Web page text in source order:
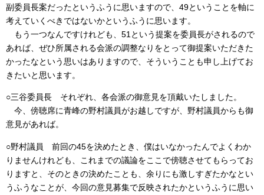
副委員長案だったというふうに思いますので、49ということを軸に
考えていくべきではないかというふうに思います。
もう一つなんですけれども、51という提案を委員長がされるので
あれば、ぜひ所属される会派の調整なりをとって御提案いただきた
かったなという思いはありますので、そういうことも申し上げてお
きたいと思います。
○三谷委員長 それぞれ、各会派の御意見を頂戴いたしました。
今、傍聴席に青峰の野村議員がお越しですが、野村議員からも御
意見があれば。
○野村議員 前回の45を決めたとき、僕はいなかったんでよくわか
りませんけれども、これまでの議論をここで傍聴させてもらってお
りますと、そのときの決めたことも、余りにも激しすぎたかなとい
うふうなことが、今回の意見募集で反映されたかというふうに思い